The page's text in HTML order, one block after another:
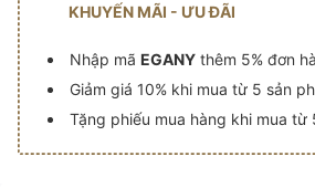
KHUYẾN MÃI - ƯU ĐÃI
Nhập mã EGANYthêm 5% đơn
Giảm giá 10% khi mua từ 5 sản
Tặng phiếu mua hàng khi mua từ